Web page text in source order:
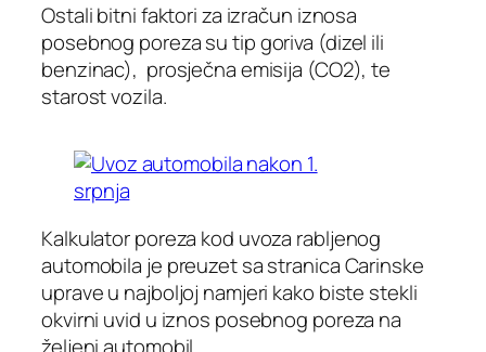
Ostali bitni faktori za izračun iznosa
posebnog poreza su tip goriva (dizel ili
benzinac), prosječna emisija (CO2), te
starost vozila.
Kalkulator poreza kod uvoza rabljenog
automobila je preuzet sa stranica Carinske
uprave u najboljoj namjeri kako biste stekli
okvirni uvid u iznos posebnog poreza na